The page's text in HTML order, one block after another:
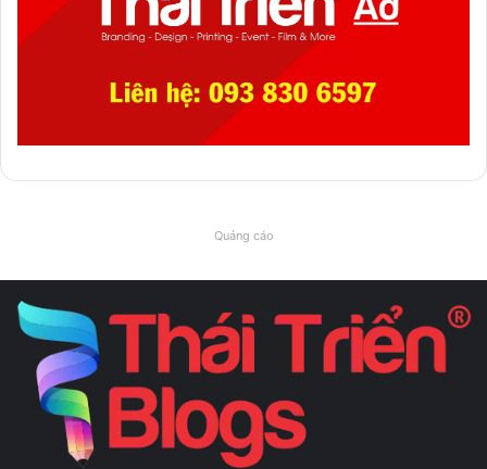
Quảng cáo